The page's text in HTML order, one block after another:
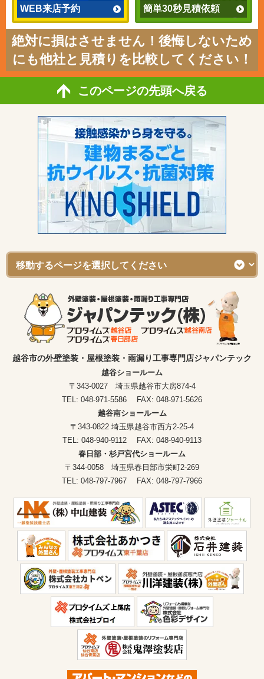
WEB来店予約 簡単30秒見積依頼
絶対に損はさせません！後悔しないため
にも他社と見積りを比較してください！
このページの先頭へ戻る
越谷市の外壁塗装・屋根塗装・雨漏り工事専門店ジャパンテック
越谷ショールーム
〒343-0027 埼玉県越谷市大房874-4
TEL: 048-971-5586 FAX: 048-971-5626
越谷南ショールーム
〒343-0822 埼玉県越谷市西方2-25-4
TEL: 048-940-9112 FAX: 048-940-9113
春日部・杉戸宮代ショールーム
〒344-0058 埼玉県春日部市栄町2-269
TEL: 048-797-7967 FAX: 048-797-7966